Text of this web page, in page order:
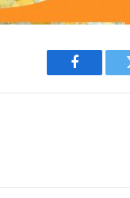
Facebook